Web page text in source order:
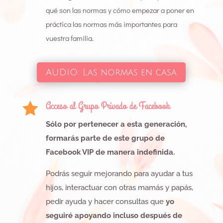
qué son las normas y cómo empezar a poner en
práctica las normas más importantes para
vuestra familia.
AUDIO: Las normas en casa
 Acceso al Grupo Privado de Facebook
Sólo por pertenecer a esta generación,
formarás parte de este grupo de
Facebook VIP de manera indefinida.
Podrás seguir mejorando para ayudar a tus
hijos, interactuar con otras mamás y papás,
pedir ayuda y hacer consultas que yo
seguiré apoyando incluso después de